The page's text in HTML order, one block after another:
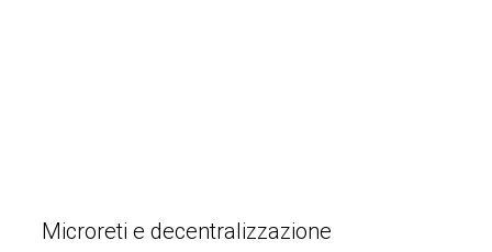
Microreti e decentralizzazione